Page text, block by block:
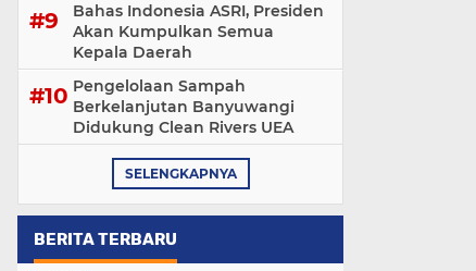
Bahas Indonesia ASRI, Presiden
Akan Kumpulkan Semua
Kepala Daerah
Pengelolaan Sampah
Berkelanjutan Banyuwangi
Didukung Clean Rivers UEA
SELENGKAPNYA
BERITA TERBARU